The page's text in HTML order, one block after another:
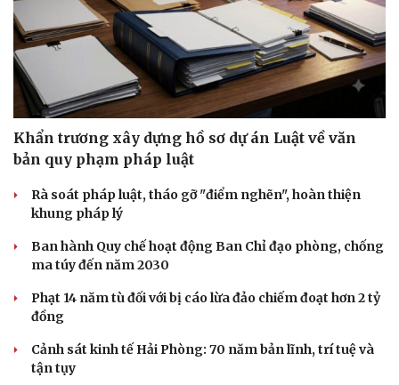
Du lịch
Tư vấn
check-in
Podcast
Cửa sổ tình yêu
Khẩn trương xây dựng hồ sơ dự án Luật về văn
bản quy phạm pháp luật
Rà soát pháp luật, tháo gỡ "điểm nghẽn", hoàn thiện
khung pháp lý
Ban hành Quy chế hoạt động Ban Chỉ đạo phòng, chống
ma túy đến năm 2030
Phạt 14 năm tù đối với bị cáo lừa đảo chiếm đoạt hơn 2 tỷ
đồng
Cảnh sát kinh tế Hải Phòng: 70 năm bản lĩnh, trí tuệ và
tận tụy